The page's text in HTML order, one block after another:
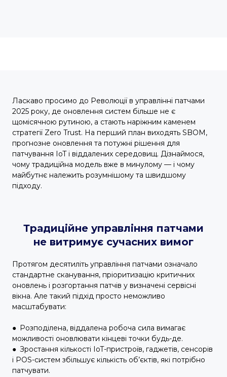
Ласкаво просимо до Революції в управлінні патчами
2025 року, де оновлення систем більше не є
щомісячною рутиною, а стають наріжним каменем
стратегії Zero Trust. На перший план виходять SBOM,
прогнозне оновлення та потужні рішення для
патчування IoT і віддалених середовищ. Дізнаймося,
чому традиційна модель вже в минулому — і чому
майбутнє належить розумнішому та швидшому
підходу.
Традиційне управління патчами
не витримує сучасних вимог
Протягом десятиліть управління патчами означало
стандартне сканування, пріоритизацію критичних
оновлень і розгортання патчів у визначені сервісні
вікна. Але такий підхід просто неможливо
масштабувати:
● Розподілена, віддалена робоча сила вимагає
можливості оновлювати кінцеві точки будь-де.
● Зростання кількості IoT-пристроїв, гаджетів, сенсорів
і POS-систем збільшує кількість об’єктів, які потрібно
патчувати.